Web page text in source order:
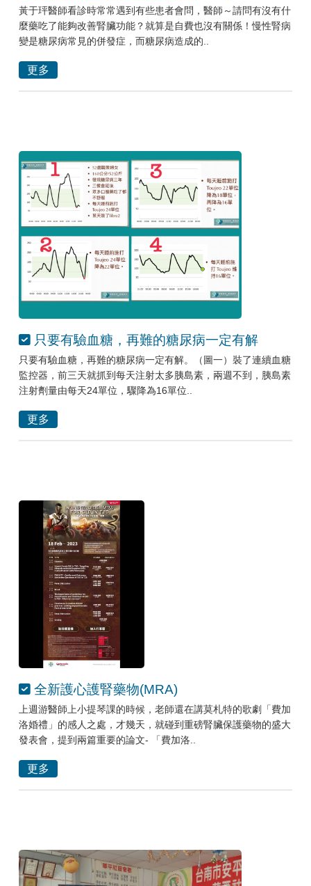
黃于玶醫師看診時常常遇到有些患者會問，醫師～請問有沒有什
麼藥吃了能夠改善腎臟功能？就算是自費也沒有關係！慢性腎病
變是糖尿病常見的併發症，而糖尿病造成的..
更多
只要有驗血糖，再難的糖尿病一定有解
只要有驗血糖，再難的糖尿病一定有解。（圖一）裝了連續血糖
監控器，前三天就抓到每天注射太多胰島素，兩週不到，胰島素
注射劑量由每天24單位，驟降為16單位..
更多
全新護心護腎藥物(MRA)
上週游醫師上小提琴課的時候，老師還在講莫札特的歌劇「費加
洛婚禮」的感人之處，才幾天，就碰到重磅腎臟保護藥物的盛大
發表會，提到兩篇重要的論文- 「費加洛..
更多